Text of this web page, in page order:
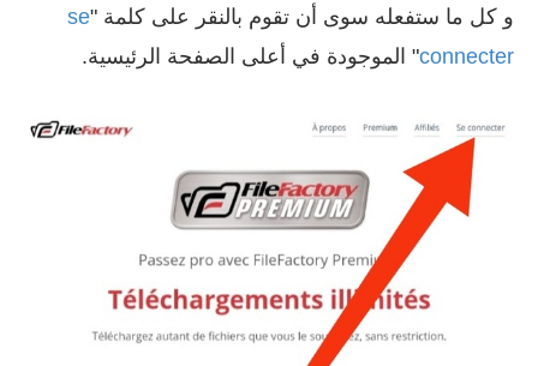
و كل ما ستفعله سوى أن تقوم بالنقر على كلمة "se
connecter" الموجودة في أعلى الصفحة الرئيسية.